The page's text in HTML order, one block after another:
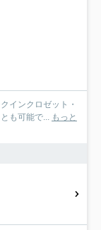
インクロゼット・
も可能で... もっと